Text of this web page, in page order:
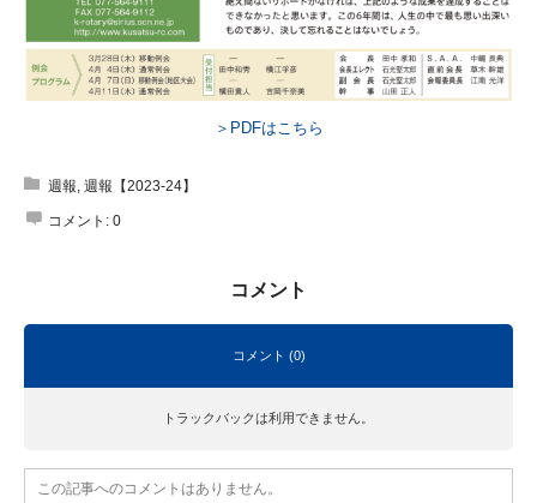
＞PDFはこちら
週報, 週報【2023-24】
コメント: 0
コメント
コメント (0)
トラックバックは利用できません。
この記事へのコメントはありません。